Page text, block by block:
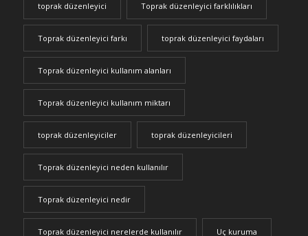
toprak düzenleyici Toprak düzenleyici farklılıkları
Toprak düzenleyici farkı toprak düzenleyici faydaları
Toprak düzenleyici kullanım alanları
Toprak düzenleyici kullanım miktarı
toprak düzenleyiciler toprak düzenleyicileri
Toprak düzenleyici neden kullanılır
Toprak düzenleyici nedir
Toprak düzenleyici nerelerde kullanılır Uç kuruma